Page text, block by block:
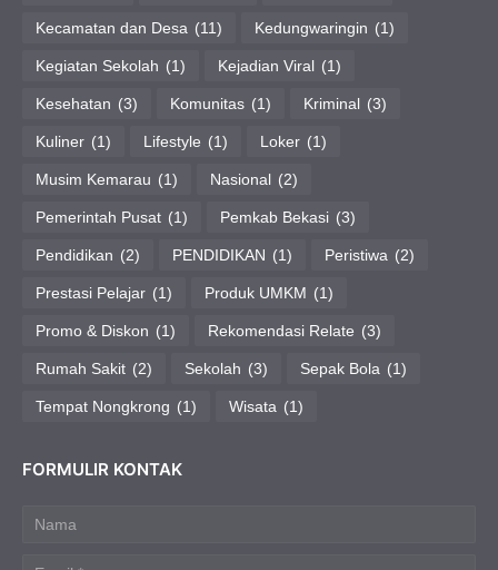
Kecamatan dan Desa (11) Kedungwaringin (1)
Kegiatan Sekolah (1) Kejadian Viral (1)
Kesehatan (3) Komunitas (1) Kriminal (3)
Kuliner (1) Lifestyle (1) Loker (1)
Musim Kemarau (1) Nasional (2)
Pemerintah Pusat (1) Pemkab Bekasi (3)
Pendidikan (2) PENDIDIKAN (1) Peristiwa (2)
Prestasi Pelajar (1) Produk UMKM (1)
Promo & Diskon (1) Rekomendasi Relate (3)
Rumah Sakit (2) Sekolah (3) Sepak Bola (1)
Tempat Nongkrong (1) Wisata (1)
FORMULIR KONTAK